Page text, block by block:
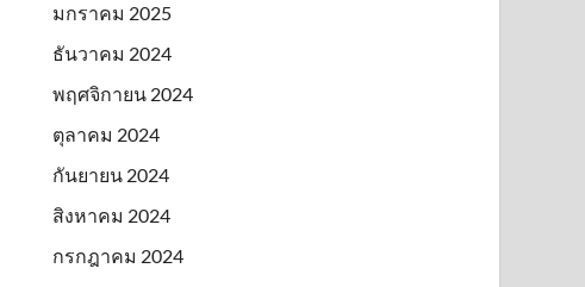
มกราคม 2025
ธันวาคม 2024
พฤศจิกายน 2024
ตุลาคม 2024
กันยายน 2024
สิงหาคม 2024
กรกฎาคม 2024